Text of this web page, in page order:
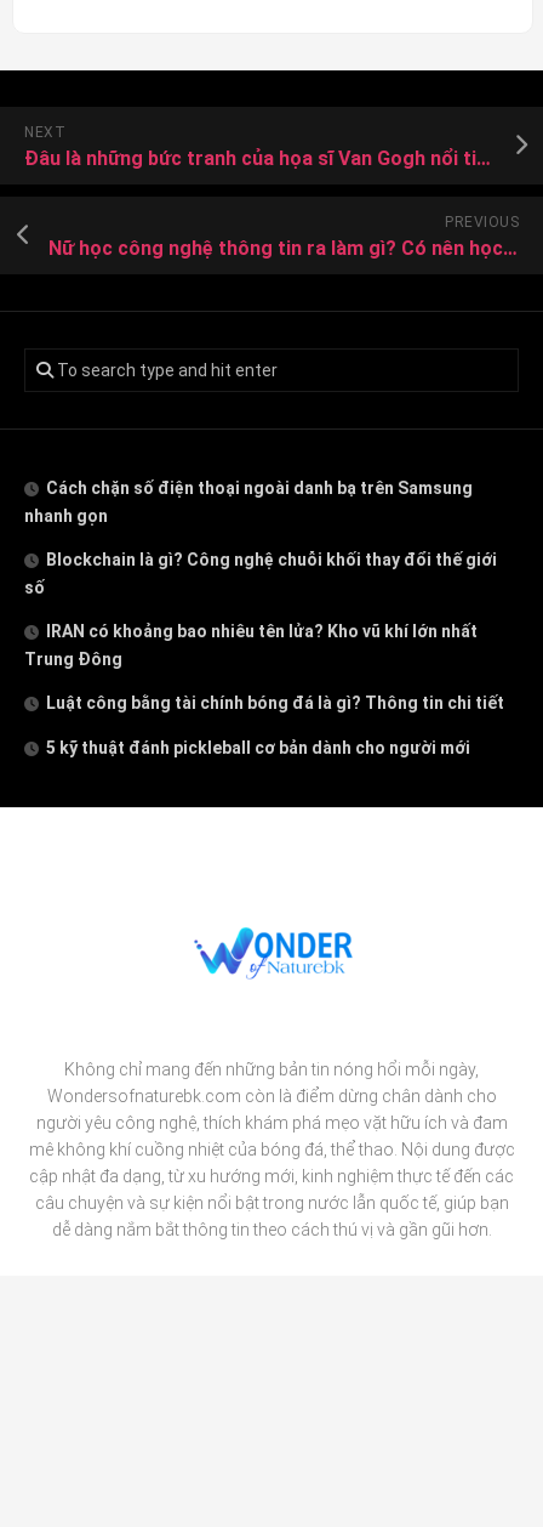
NEXT
Đâu là những bức tranh của họa sĩ Van Gogh nổi tiếng và đắt giá nhất?
PREVIOUS
Nữ học công nghệ thông tin ra làm gì? Có nên học CNTT hay không?
Cách chặn số điện thoại ngoài danh bạ trên Samsung
nhanh gọn
Blockchain là gì? Công nghệ chuỗi khối thay đổi thế giới
số
IRAN có khoảng bao nhiêu tên lửa? Kho vũ khí lớn nhất
Trung Đông
Luật công bằng tài chính bóng đá là gì? Thông tin chi tiết
5 kỹ thuật đánh pickleball cơ bản dành cho người mới
Không chỉ mang đến những bản tin nóng hổi mỗi ngày,
Wondersofnaturebk.com còn là điểm dừng chân dành cho
người yêu công nghệ, thích khám phá mẹo vặt hữu ích và đam
mê không khí cuồng nhiệt của bóng đá, thể thao. Nội dung được
cập nhật đa dạng, từ xu hướng mới, kinh nghiệm thực tế đến các
câu chuyện và sự kiện nổi bật trong nước lẫn quốc tế, giúp bạn
dễ dàng nắm bắt thông tin theo cách thú vị và gần gũi hơn.